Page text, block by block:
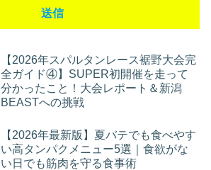
【2026年スパルタンレース裾野大会完
全ガイド④】SUPER初開催を走って
分かったこと！大会レポート＆新潟
BEASTへの挑戦
【2026年最新版】夏バテでも食べやす
い高タンパクメニュー5選｜食欲がな
い日でも筋肉を守る食事術